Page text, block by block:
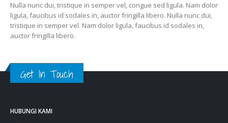
Nulla nunc dui, tristique in semper vel, congue sed ligula. Nam dolor
ligula, faucibus id sodales in, auctor fringilla libero. Nulla nunc dui,
tristique in semper vel. Nam dolor ligula, faucibus id sodales in,
auctor fringilla libero.
Get In Touch
HUBUNGI KAMI